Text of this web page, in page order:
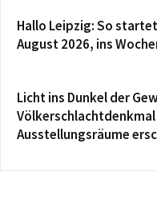
Hallo Leipzig: So
August 2026, ins
Licht ins Dunkel der
Ausstellungsräume